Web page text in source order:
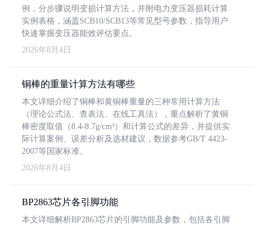
例，分步骤说明变损计算方法，并附电力变压器损耗计算
实例表格，涵盖SCB10/SCB13等常见型号参数，指导用户
快速掌握变压器能效评估要点。
2026年8月4日
铜棒的重量计算方法有哪些
本文详细介绍了铜棒和黄铜棒重量的三种常用计算方法
（理论公式法、查表法、在线工具法），重点解析了黄铜
棒密度取值（8.4-8.7g/cm³）和计算公式的差异，并提供实
际计算案例、误差分析及选材建议，数据参考GB/T 4423-
2007等国家标准。
2026年8月4日
BP2863芯片各引脚功能
本文详细解析BP2863芯片的引脚功能及参数，包括各引脚